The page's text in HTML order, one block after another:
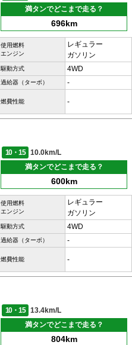
満タンでどこまで走る？
696km
使用燃料
エンジン
レギュラー
ガソリン
駆動方式 4WD
過給器（ターボ） -
燃費性能 -
10・15
10.0km/L
満タンでどこまで走る？
600km
使用燃料
エンジン
レギュラー
ガソリン
駆動方式 4WD
過給器（ターボ） -
燃費性能 -
10・15
13.4km/L
満タンでどこまで走る？
804km